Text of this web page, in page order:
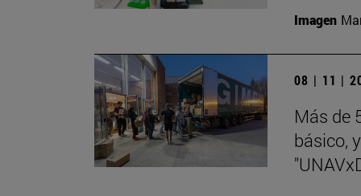
Imagen
08 | 11 |
Más de
básico,